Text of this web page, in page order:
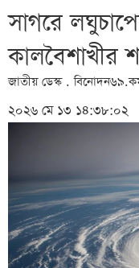
সাগরে
কালবৈশাখীর
জাতীয় ডেস্ক .
২০২৬ মে ১৩ ১৪:৩৮:০২